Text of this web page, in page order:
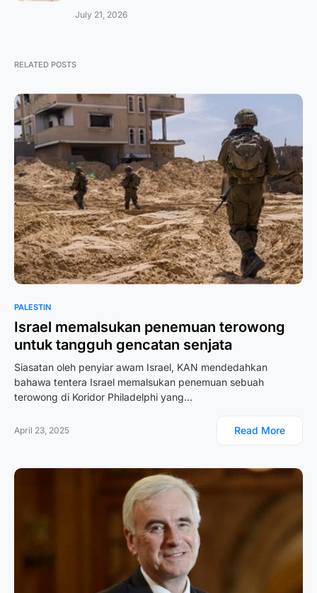
July 21, 2026
RELATED POSTS
PALESTIN
Israel memalsukan penemuan terowong
untuk tangguh gencatan senjata
Siasatan oleh penyiar awam Israel, KAN mendedahkan
bahawa tentera Israel memalsukan penemuan sebuah
terowong di Koridor Philadelphi yang…
April 23, 2025 Read More